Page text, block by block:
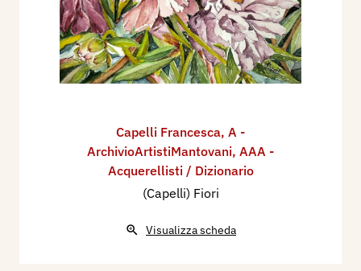
Capelli Francesca, A -
ArchivioArtistiMantovani, AAA -
Acquerellisti / Dizionario
(Capelli) Fiori
Visualizza scheda